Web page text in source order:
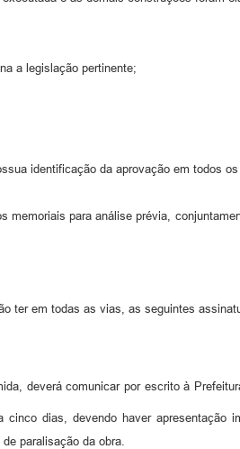
a legislação pertinente;
identificação da aprovação em todos
memoriais para análise prévia,
ter em todas as vias, as seguintes
deverá comunicar por escrito à
dias, devendo haver apresentação
paralisação da obra.